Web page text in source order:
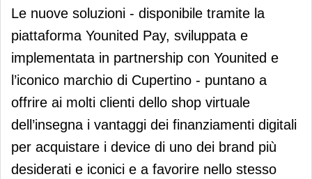
Le nuove soluzioni - disponibile tramite la
piattaforma Younited Pay, sviluppata e
implementata in partnership con Younited e
l’iconico marchio di Cupertino - puntano a
offrire ai molti clienti dello shop virtuale
dell’insegna i vantaggi dei finanziamenti digitali
per acquistare i device di uno dei brand più
desiderati e iconici e a favorire nello stesso